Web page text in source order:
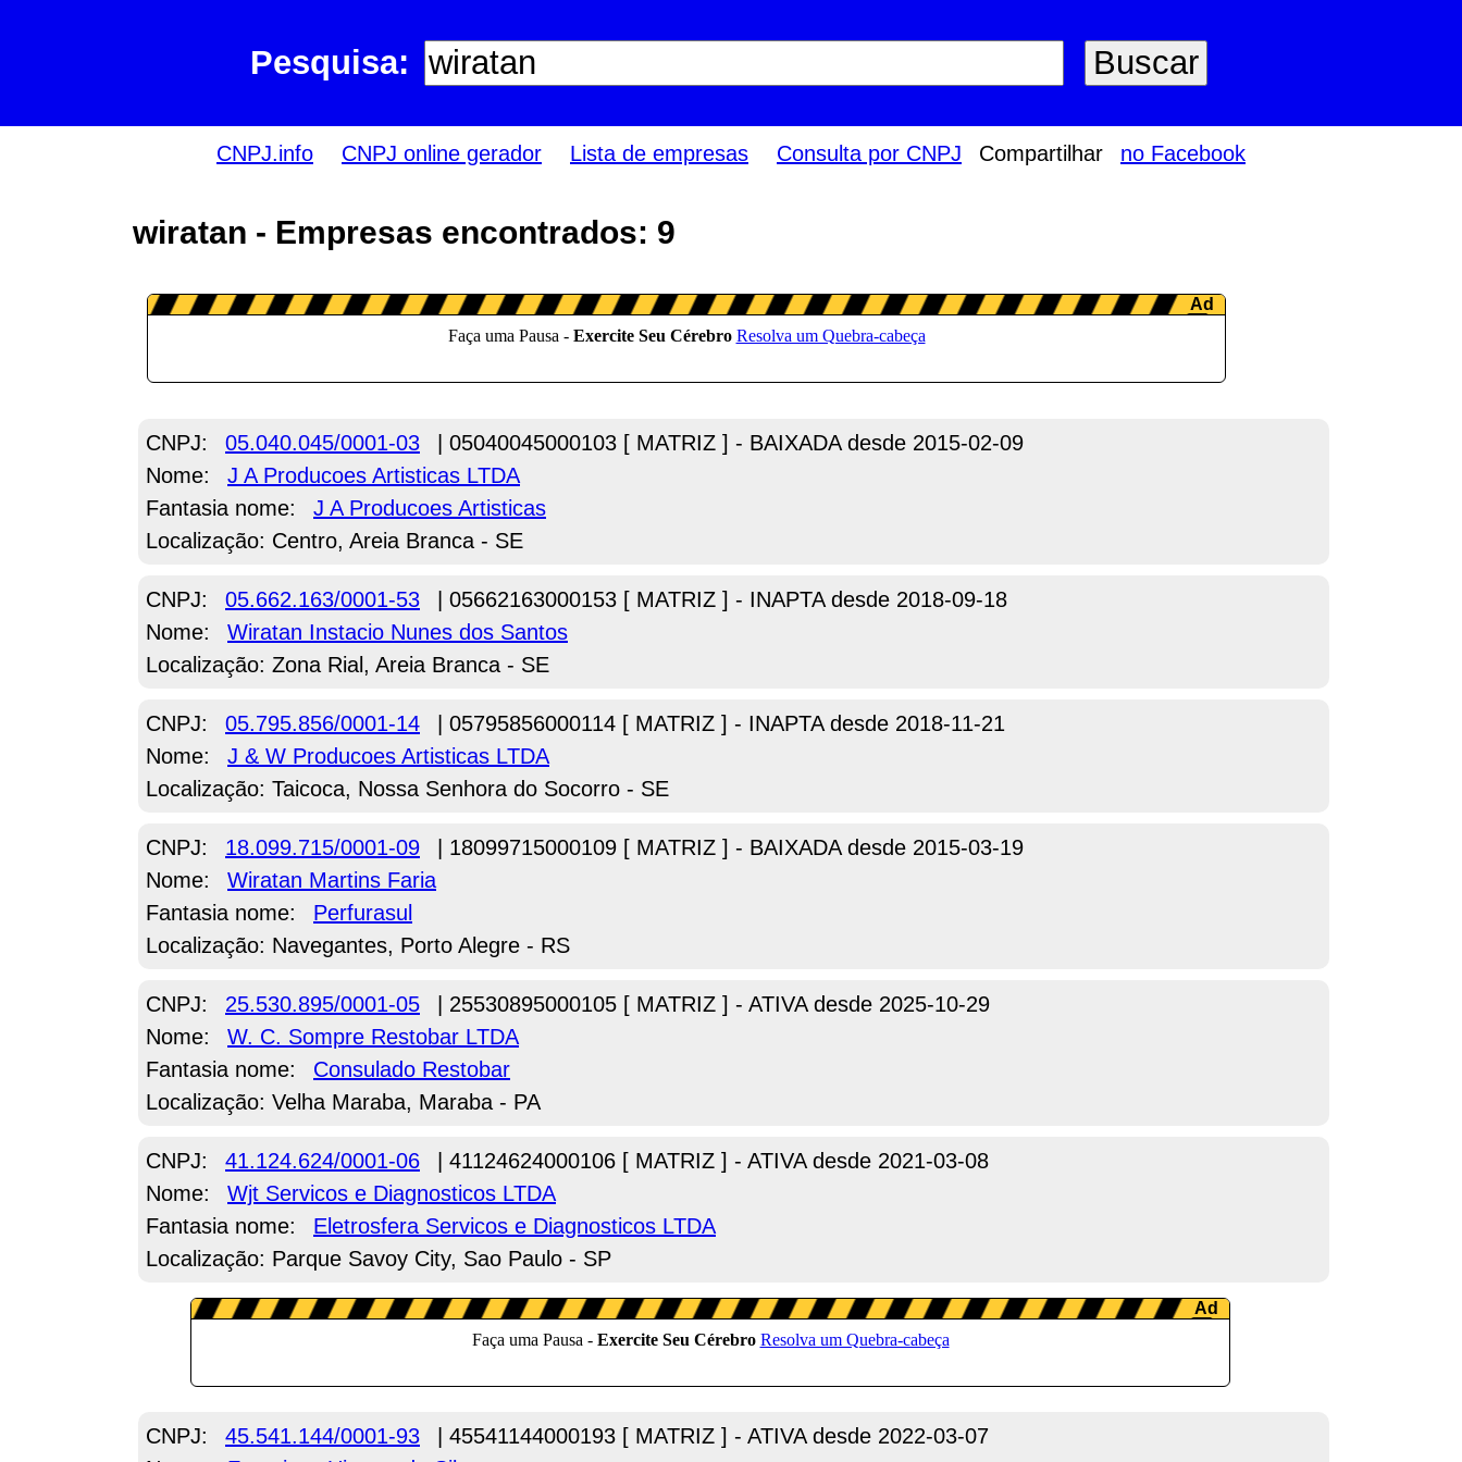
Pesquisa:
CNPJ.info CNPJ online gerador Lista de empresas Consulta por CNPJ Compartilhar no Facebook
wiratan - Empresas encontrados: 9
CNPJ: 05.040.045/0001-03
| 05040045000103 [ MATRIZ ] - BAIXADA desde 2015-02-09
Nome:
J A Producoes Artisticas LTDA
Fantasia nome:
J A Producoes Artisticas
Localização: Centro, Areia Branca - SE
CNPJ: 05.662.163/0001-53
| 05662163000153 [ MATRIZ ] - INAPTA desde 2018-09-18
Nome:
Wiratan Instacio Nunes dos Santos
Localização: Zona Rial, Areia Branca - SE
CNPJ: 05.795.856/0001-14
| 05795856000114 [ MATRIZ ] - INAPTA desde 2018-11-21
Nome:
J & W Producoes Artisticas LTDA
Localização: Taicoca, Nossa Senhora do Socorro - SE
CNPJ: 18.099.715/0001-09
| 18099715000109 [ MATRIZ ] - BAIXADA desde 2015-03-19
Nome:
Wiratan Martins Faria
Fantasia nome:
Perfurasul
Localização: Navegantes, Porto Alegre - RS
CNPJ: 25.530.895/0001-05
| 25530895000105 [ MATRIZ ] - ATIVA desde 2025-10-29
Nome:
W. C. Sompre Restobar LTDA
Fantasia nome:
Consulado Restobar
Localização: Velha Maraba, Maraba - PA
CNPJ: 41.124.624/0001-06
| 41124624000106 [ MATRIZ ] - ATIVA desde 2021-03-08
Nome:
Wjt Servicos e Diagnosticos LTDA
Fantasia nome:
Eletrosfera Servicos e Diagnosticos LTDA
Localização: Parque Savoy City, Sao Paulo - SP
CNPJ: 45.541.144/0001-93
| 45541144000193 [ MATRIZ ] - ATIVA desde 2022-03-07